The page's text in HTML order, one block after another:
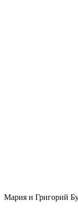
Мария и Григорий